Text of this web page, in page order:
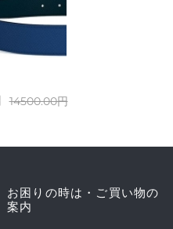
14500.00円
お困りの時は・ご買い物の
案内